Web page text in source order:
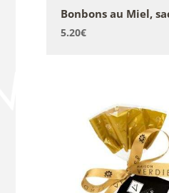
Bonbons au Miel,
5.20€